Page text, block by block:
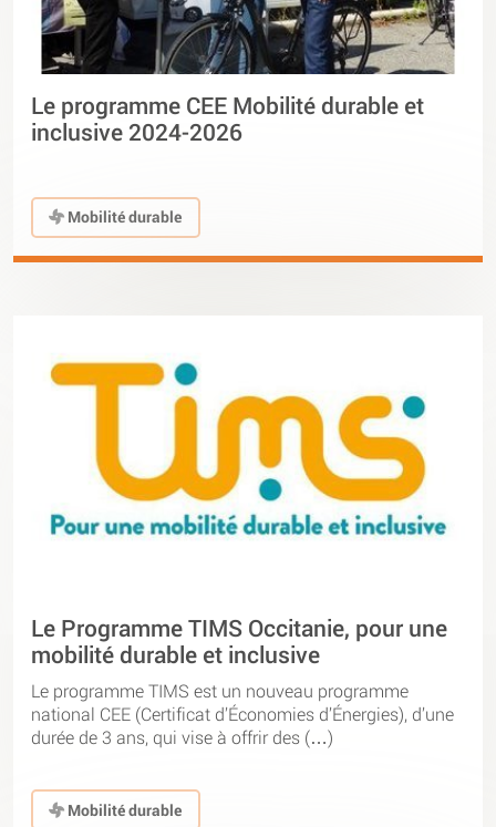
Le programme CEE Mobilité durable et
inclusive 2024-2026
Mobilité durable
Le Programme TIMS Occitanie, pour une
mobilité durable et inclusive
Le programme TIMS est un nouveau programme
national CEE (Certificat d’Économies d’Énergies), d’une
durée de 3 ans, qui vise à offrir des (…)
Mobilité durable